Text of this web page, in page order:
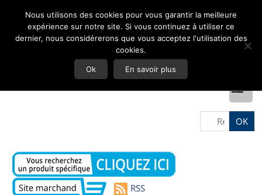
RSS
Nous utilisons des cookies pour vous garantir la meilleure
expérience sur notre site. Si vous continuez à utiliser ce
dernier, nous considérerons que vous acceptez l'utilisation des
cookies.
Ok En savoir plus